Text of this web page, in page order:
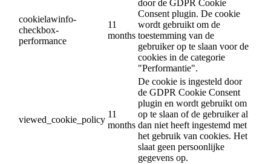
cookielawinfo-
checkbox-
performance
11
months
door de GDPR Cookie
Consent plugin. De cookie
wordt gebruikt om de
toestemming van de
gebruiker op te slaan voor de
cookies in de categorie
"Performantie".
viewed_cookie_policy
11
months
De cookie is ingesteld door
de GDPR Cookie Consent
plugin en wordt gebruikt om
op te slaan of de gebruiker al
dan niet heeft ingestemd met
het gebruik van cookies. Het
slaat geen persoonlijke
gegevens op.